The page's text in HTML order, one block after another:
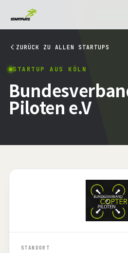
ZURÜCK ZU ALLEN STARTUPS
STARTUP AUS KÖLN
Piloten e.V
STANDORT